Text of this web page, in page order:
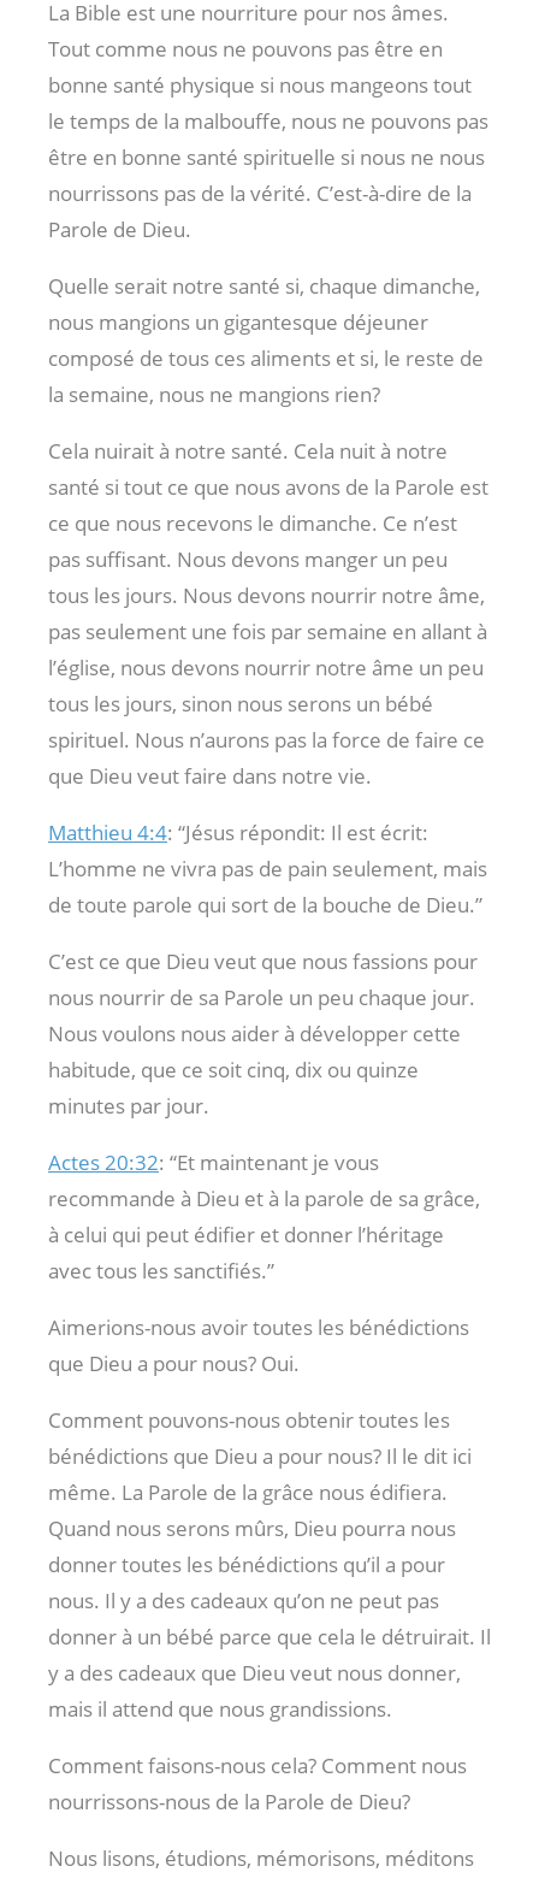
La Bible est une nourriture pour nos âmes.
Tout comme nous ne pouvons pas être en
bonne santé physique si nous mangeons tout
le temps de la malbouffe, nous ne pouvons pas
être en bonne santé spirituelle si nous ne nous
nourrissons pas de la vérité. C’est-à-dire de la
Parole de Dieu.
Quelle serait notre santé si, chaque dimanche,
nous mangions un gigantesque déjeuner
composé de tous ces aliments et si, le reste de
la semaine, nous ne mangions rien?
Cela nuirait à notre santé. Cela nuit à notre
santé si tout ce que nous avons de la Parole est
ce que nous recevons le dimanche. Ce n’est
pas suffisant. Nous devons manger un peu
tous les jours. Nous devons nourrir notre âme,
pas seulement une fois par semaine en allant à
l’église, nous devons nourrir notre âme un peu
tous les jours, sinon nous serons un bébé
spirituel. Nous n’aurons pas la force de faire ce
que Dieu veut faire dans notre vie.
Matthieu 4:4: “Jésus répondit: Il est écrit:
L’homme ne vivra pas de pain seulement, mais
de toute parole qui sort de la bouche de Dieu.”
C’est ce que Dieu veut que nous fassions pour
nous nourrir de sa Parole un peu chaque jour.
Nous voulons nous aider à développer cette
habitude, que ce soit cinq, dix ou quinze
minutes par jour.
Actes 20:32: “Et maintenant je vous
recommande à Dieu et à la parole de sa grâce,
à celui qui peut édifier et donner l’héritage
avec tous les sanctifiés.”
Aimerions-nous avoir toutes les bénédictions
que Dieu a pour nous? Oui.
Comment pouvons-nous obtenir toutes les
bénédictions que Dieu a pour nous? Il le dit ici
même. La Parole de la grâce nous édifiera.
Quand nous serons mûrs, Dieu pourra nous
donner toutes les bénédictions qu’il a pour
nous. Il y a des cadeaux qu’on ne peut pas
donner à un bébé parce que cela le détruirait. Il
y a des cadeaux que Dieu veut nous donner,
mais il attend que nous grandissions.
Comment faisons-nous cela? Comment nous
nourrissons-nous de la Parole de Dieu?
Nous lisons, étudions, mémorisons, méditons